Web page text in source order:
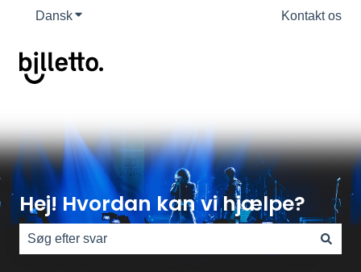
DanskVis undermenu for oversættelser Kontakt os
Hej! Hvordan kan vi hjælpe?